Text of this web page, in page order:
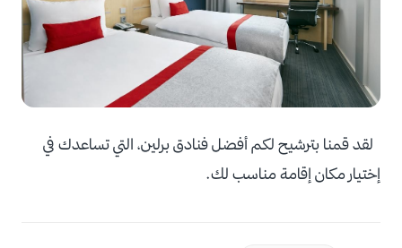
لقد قمنا بترشيح لكم أفضل فنادق برلين، التي تساعدك في
إختيار مكان إقامة مناسب لك.